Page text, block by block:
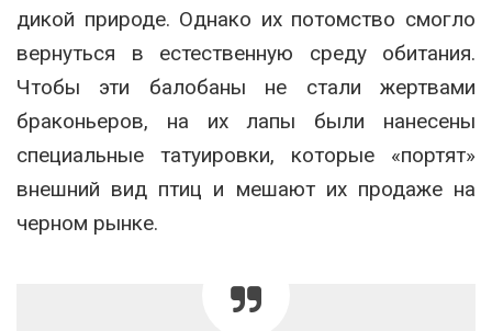
дикой природе. Однако их потомство смогло
вернуться в естественную среду обитания.
Чтобы эти балобаны не стали жертвами
браконьеров, на их лапы были нанесены
специальные татуировки, которые «портят»
внешний вид птиц и мешают их продаже на
черном рынке.